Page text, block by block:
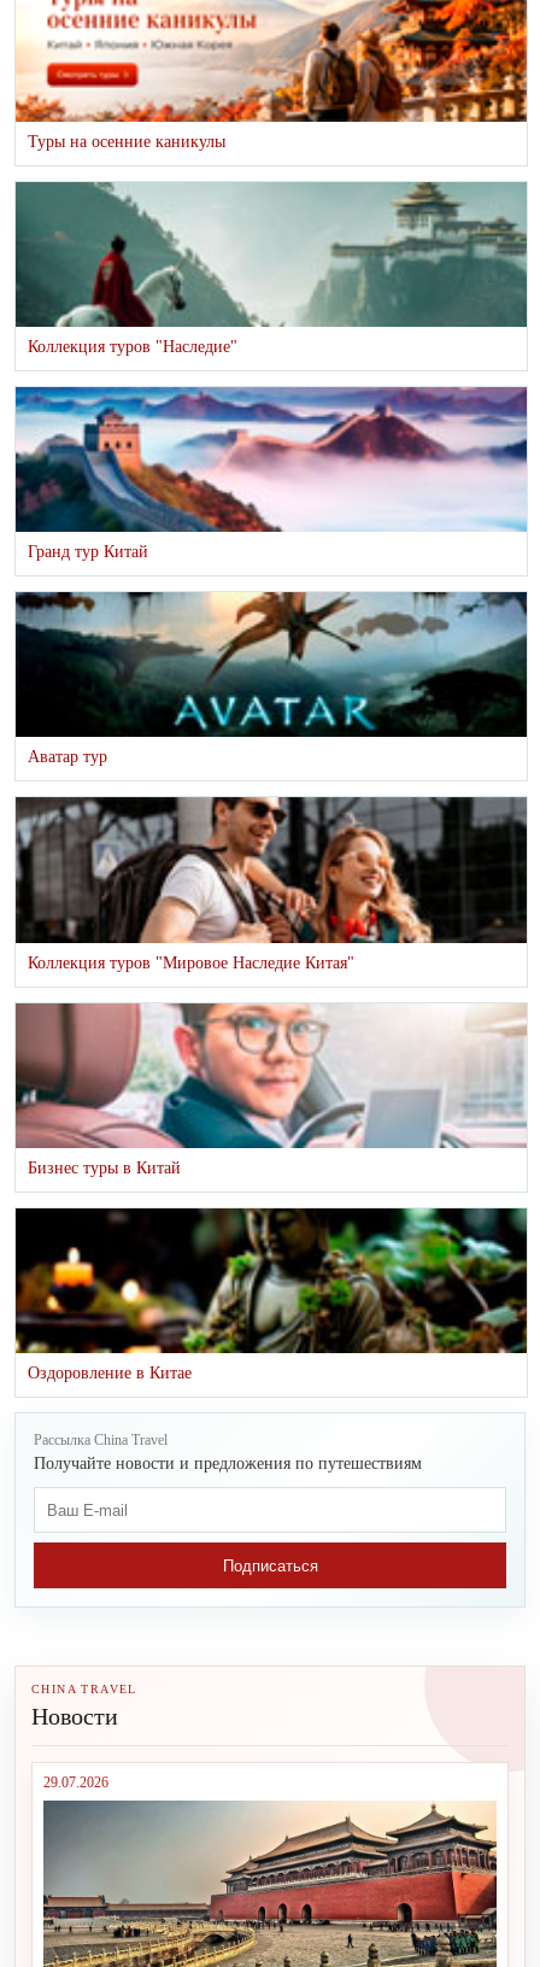
Туры на осенние каникулы
Коллекция туров "Наследие"
Гранд тур Китай
Аватар тур
Коллекция туров "Мировое Наследие Китая"
Бизнес туры в Китай
Оздоровление в Китае
Рассылка China Travel
Получайте новости и предложения по путешествиям
Подписаться
CHINA TRAVEL
Новости
29.07.2026